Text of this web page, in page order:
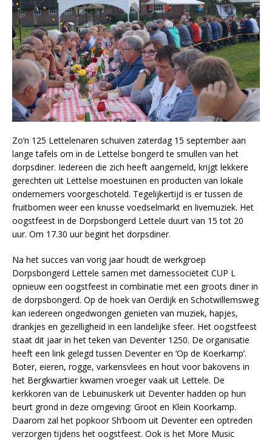
Zo’n 125 Lettelenaren schuiven zaterdag 15 september aan
lange tafels om in de Lettelse bongerd te smullen van het
dorpsdiner. Iedereen die zich heeft aangemeld, krijgt lekkere
gerechten uit Lettelse moestuinen en producten van lokale
ondernemers voorgeschoteld. Tegelijkertijd is er tussen de
fruitbomen weer een knusse voedselmarkt en livemuziek. Het
oogstfeest in de Dorpsbongerd Lettele duurt van 15 tot 20
uur. Om 17.30 uur begint het dorpsdiner.
Na het succes van vorig jaar houdt de werkgroep
Dorpsbongerd Lettele samen met damessociëteit CUP L
opnieuw een oogstfeest in combinatie met een groots diner in
de dorpsbongerd. Op de hoek van Oerdijk en Schotwillemsweg
kan iedereen ongedwongen genieten van muziek, hapjes,
drankjes en gezelligheid in een landelijke sfeer. Het oogstfeest
staat dit jaar in het teken van Deventer 1250. De organisatie
heeft een link gelegd tussen Deventer en ‘Op de Koerkamp’.
Boter, eieren, rogge, varkensvlees en hout voor bakovens in
het Bergkwartier kwamen vroeger vaak uit Lettele. De
kerkkoren van de Lebuinuskerk uit Deventer hadden op hun
beurt grond in deze omgeving: Groot en Klein Koorkamp.
Daarom zal het popkoor Sh’boom uit Deventer een optreden
verzorgen tijdens het oogstfeest. Ook is het More Music